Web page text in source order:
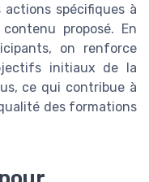
actions spécifiques à
proposé. En
on renforce
initiaux de la
ce qui contribue à
des formations